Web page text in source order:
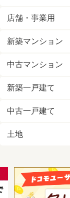
店舗・事業用
新築マンション
中古マンション
新築一戸建て
中古一戸建て
土地